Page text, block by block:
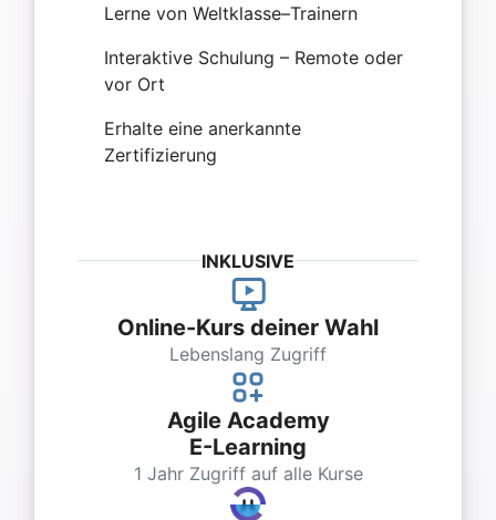
Lerne von Weltklasse–Trainern
Interaktive Schulung – Remote oder
vor Ort
Erhalte eine anerkannte
Zertifizierung
INKLUSIVE
Online-Kurs deiner Wahl
Lebenslang Zugriff
Agile Academy
E-Learning
1 Jahr Zugriff auf alle Kurse